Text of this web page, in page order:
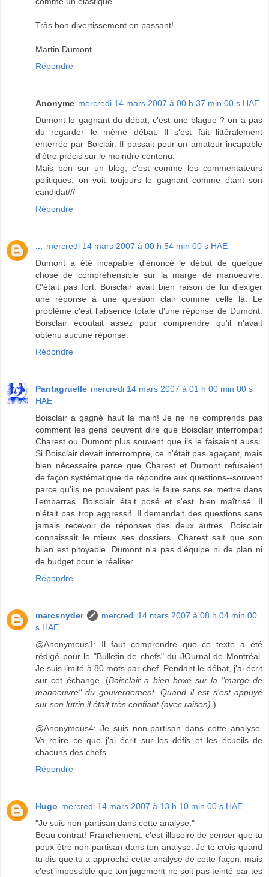
Tràs bon divertissement en passant!
Martin Dumont
Répondre
Anonyme mercredi 14 mars 2007 à 00 h 37 min 00 s HAE
Dumont le gagnant du débat, c'est une blague ? on a pas
du regarder le même débat. Il s'est fait littéralement
enterrée par Boiclair. Il passait pour un amateur incapable
d'être précis sur le moindre contenu.
Mais bon sur un blog, c'est comme les commentateurs
politiques, on voit toujours le gagnant comme étant son
candidat///
Répondre
... mercredi 14 mars 2007 à 00 h 54 min 00 s HAE
Dumont a été incapable d'énoncé le début de quelque
chose de compréhensible sur la marge de manoeuvre.
C'était pas fort. Boisclair avait bien raison de lui d'exiger
une réponse à une question clair comme celle la. Le
problème c'est l'absence totale d'une réponse de Dumont.
Boisclair écoutait assez pour comprendre qu'il n'avait
obtenu aucune réponse.
Répondre
Pantagruelle mercredi 14 mars 2007 à 01 h 00 min 00 s
HAE
Boisclair a gagné haut la main! Je ne ne comprends pas
comment les gens peuvent dire que Boisclair interrompait
Charest ou Dumont plus souvent que ils le faisaient aussi.
Si Boisclair devait interrompre, ce n'était pas agaçant, mais
bien nécessaire parce que Charest et Dumont refusaient
de façon systématique de répondre aux questions--souvent
parce qu'ils ne pouvaient pas le faire sans se mettre dans
l'embarras. Boisclair était posé et s'est bien maîtrisé. Il
n'était pas trop aggressif. Il demandait des questions sans
jamais recevoir de réponses des deux autres. Boisclair
connaissait le mieux ses dossiers. Charest sait que son
bilan est pitoyable. Dumont n'a pas d'équipe ni de plan ni
de budget pour le réaliser.
Répondre
marcsnyder
mercredi 14 mars 2007 à 08 h 04 min 00
s HAE
@Anonymous1: Il faut comprendre que ce texte a été
rédigé pour le "Bulletin de chefs" du JOurnal de Montréal.
Je suis limité à 80 mots par chef. Pendant le débat, j'ai écrit
sur cet échange. (Boisclair a bien boxé sur la "marge de
manoeuvre" du gouvernement. Quand il est s'est appuyé
sur son lutrin il était très confiant (avec raison). )
@Anonymous4: Je suis non-partisan dans cette analyse.
Va relire ce que j'ai écrit sur les défis et les écueils de
chacuns des chefs.
Répondre
Hugo mercredi 14 mars 2007 à 13 h 10 min 00 s HAE
"Je suis non-partisan dans cette analyse."
Beau contrat! Franchement, c'est illusoire de penser que tu
peux être non-partisan dans ton analyse. Je te crois quand
tu dis que tu a approché cette analyse de cette façon, mais
c'est impossible que ton jugement ne soit pas teinté par tes